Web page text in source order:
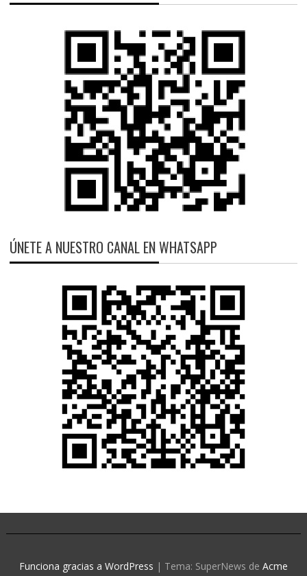
ÚNETE A NUESTRO CANAL EN WHATSAPP
Funciona gracias a WordPress | Tema: SuperNews de Acme